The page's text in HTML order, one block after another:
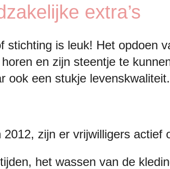
extra’s
stichting is leuk! Het opdoen
en zijn steentje te
ook een stukje levenskwaliteit.
zijn er vrijwilligers actief
het wassen van de